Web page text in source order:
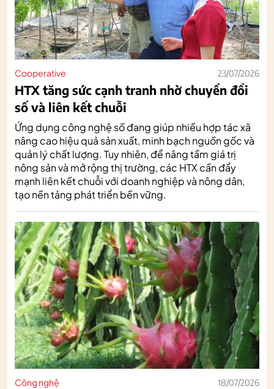
Cooperative 23/07/2026
HTX tăng sức cạnh tranh nhờ chuyển đổi
số và liên kết chuỗi
Ứng dụng công nghệ số đang giúp nhiều hợp tác xã
nâng cao hiệu quả sản xuất, minh bạch nguồn gốc và
quản lý chất lượng. Tuy nhiên, để nâng tầm giá trị
nông sản và mở rộng thị trường, các HTX cần đẩy
mạnh liên kết chuỗi với doanh nghiệp và nông dân,
tạo nền tảng phát triển bền vững.
Công nghệ 18/07/2026